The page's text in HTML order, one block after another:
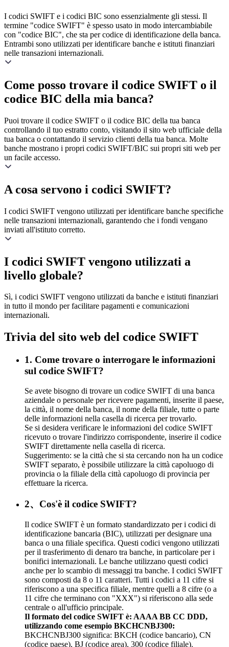
I codici SWIFT e i codici BIC sono essenzialmente gli stessi. Il
termine "codice SWIFT" è spesso usato in modo intercambiabile
con "codice BIC", che sta per codice di identificazione della banca.
Entrambi sono utilizzati per identificare banche e istituti finanziari
nelle transazioni internazionali.
Come posso trovare il codice SWIFT o il
codice BIC della mia banca?
Puoi trovare il codice SWIFT o il codice BIC della tua banca
controllando il tuo estratto conto, visitando il sito web ufficiale della
tua banca o contattando il servizio clienti della tua banca. Molte
banche mostrano i propri codici SWIFT/BIC sui propri siti web per
un facile accesso.
A cosa servono i codici SWIFT?
I codici SWIFT vengono utilizzati per identificare banche specifiche
nelle transazioni internazionali, garantendo che i fondi vengano
inviati all'istituto corretto.
I codici SWIFT vengono utilizzati a
livello globale?
Sì, i codici SWIFT vengono utilizzati da banche e istituti finanziari
in tutto il mondo per facilitare pagamenti e comunicazioni
internazionali.
Trivia del sito web del codice SWIFT
1. Come trovare o interrogare le informazioni
sul codice SWIFT?
Se avete bisogno di trovare un codice SWIFT di una banca
aziendale o personale per ricevere pagamenti, inserite il paese,
la città, il nome della banca, il nome della filiale, tutte o parte
delle informazioni nella casella di ricerca per trovarlo.
Se si desidera verificare le informazioni del codice SWIFT
ricevuto o trovare l'indirizzo corrispondente, inserire il codice
SWIFT direttamente nella casella di ricerca.
Suggerimento: se la città che si sta cercando non ha un codice
SWIFT separato, è possibile utilizzare la città capoluogo di
provincia o la filiale della città capoluogo di provincia per
effettuare la ricerca.
2、Cos'è il codice SWIFT?
Il codice SWIFT è un formato standardizzato per i codici di
identificazione bancaria (BIC), utilizzati per designare una
banca o una filiale specifica. Questi codici vengono utilizzati
per il trasferimento di denaro tra banche, in particolare per i
bonifici internazionali. Le banche utilizzano questi codici
anche per lo scambio di messaggi tra banche. I codici SWIFT
sono composti da 8 o 11 caratteri. Tutti i codici a 11 cifre si
riferiscono a una specifica filiale, mentre quelli a 8 cifre (o a
11 cifre che terminano con "XXX") si riferiscono alla sede
centrale o all'ufficio principale.
Il formato del codice SWIFT è: AAAA BB CC DDD,
utilizzando come esempio BKCHCNBJ300:
BKCHCNBJ300 significa: BKCH (codice bancario), CN
(codice paese), BJ (codice area), 300 (codice filiale).